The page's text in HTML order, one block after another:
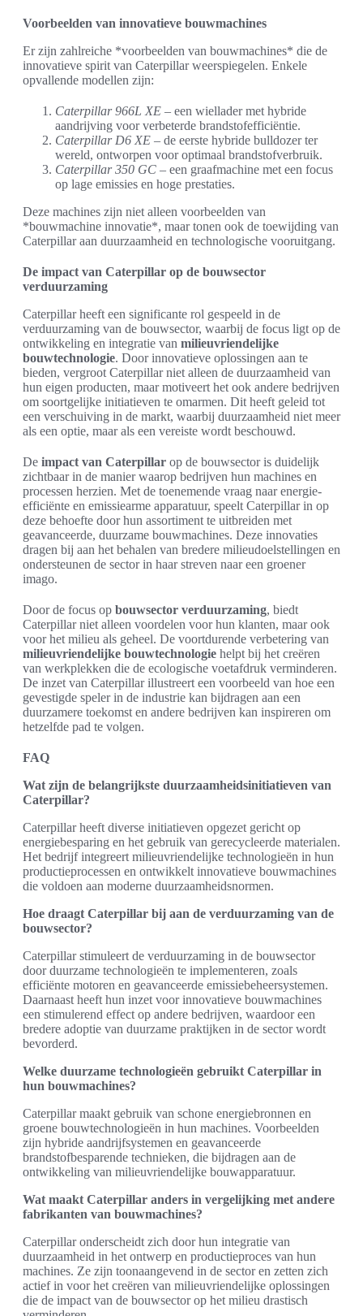
Voorbeelden van innovatieve bouwmachines
Er zijn zahlreiche *voorbeelden van bouwmachines* die de
innovatieve spirit van Caterpillar weerspiegelen. Enkele
opvallende modellen zijn:
Caterpillar 966L XE – een wiellader met hybride
aandrijving voor verbeterde brandstofefficiëntie.
Caterpillar D6 XE – de eerste hybride bulldozer ter
wereld, ontworpen voor optimaal brandstofverbruik.
Caterpillar 350 GC – een graafmachine met een focus
op lage emissies en hoge prestaties.
Deze machines zijn niet alleen voorbeelden van
*bouwmachine innovatie*, maar tonen ook de toewijding van
Caterpillar aan duurzaamheid en technologische vooruitgang.
De impact van Caterpillar op de bouwsector
verduurzaming
Caterpillar heeft een significante rol gespeeld in de
verduurzaming van de bouwsector, waarbij de focus ligt op de
ontwikkeling en integratie van milieuvriendelijke
bouwtechnologie. Door innovatieve oplossingen aan te
bieden, vergroot Caterpillar niet alleen de duurzaamheid van
hun eigen producten, maar motiveert het ook andere bedrijven
om soortgelijke initiatieven te omarmen. Dit heeft geleid tot
een verschuiving in de markt, waarbij duurzaamheid niet meer
als een optie, maar als een vereiste wordt beschouwd.
De impact van Caterpillar op de bouwsector is duidelijk
zichtbaar in de manier waarop bedrijven hun machines en
processen herzien. Met de toenemende vraag naar energie-
efficiënte en emissiearme apparatuur, speelt Caterpillar in op
deze behoefte door hun assortiment te uitbreiden met
geavanceerde, duurzame bouwmachines. Deze innovaties
dragen bij aan het behalen van bredere milieudoelstellingen en
ondersteunen de sector in haar streven naar een groener
imago.
Door de focus op bouwsector verduurzaming, biedt
Caterpillar niet alleen voordelen voor hun klanten, maar ook
voor het milieu als geheel. De voortdurende verbetering van
milieuvriendelijke bouwtechnologie helpt bij het creëren
van werkplekken die de ecologische voetafdruk verminderen.
De inzet van Caterpillar illustreert een voorbeeld van hoe een
gevestigde speler in de industrie kan bijdragen aan een
duurzamere toekomst en andere bedrijven kan inspireren om
hetzelfde pad te volgen.
FAQ
Wat zijn de belangrijkste duurzaamheidsinitiatieven van
Caterpillar?
Caterpillar heeft diverse initiatieven opgezet gericht op
energiebesparing en het gebruik van gerecycleerde materialen.
Het bedrijf integreert milieuvriendelijke technologieën in hun
productieprocessen en ontwikkelt innovatieve bouwmachines
die voldoen aan moderne duurzaamheidsnormen.
Hoe draagt Caterpillar bij aan de verduurzaming van de
bouwsector?
Caterpillar stimuleert de verduurzaming in de bouwsector
door duurzame technologieën te implementeren, zoals
efficiënte motoren en geavanceerde emissiebeheersystemen.
Daarnaast heeft hun inzet voor innovatieve bouwmachines
een stimulerend effect op andere bedrijven, waardoor een
bredere adoptie van duurzame praktijken in de sector wordt
bevorderd.
Welke duurzame technologieën gebruikt Caterpillar in
hun bouwmachines?
Caterpillar maakt gebruik van schone energiebronnen en
groene bouwtechnologieën in hun machines. Voorbeelden
zijn hybride aandrijfsystemen en geavanceerde
brandstofbesparende technieken, die bijdragen aan de
ontwikkeling van milieuvriendelijke bouwapparatuur.
Wat maakt Caterpillar anders in vergelijking met andere
fabrikanten van bouwmachines?
Caterpillar onderscheidt zich door hun integratie van
duurzaamheid in het ontwerp en productieproces van hun
machines. Ze zijn toonaangevend in de sector en zetten zich
actief in voor het creëren van milieuvriendelijke oplossingen
die de impact van de bouwsector op het milieu drastisch